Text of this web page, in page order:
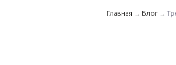
Главная → Блог →